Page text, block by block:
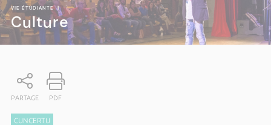
VIE ÉTUDIANTE|
Culture
PARTAGE PDF
CUNCERTU